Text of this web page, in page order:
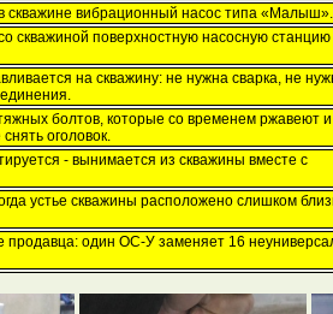
скважине вибрационный насос типа «Малыш».
скважиной поверхностную насосную станцию
на скважину: не нужна сварка, не
болтов, которые со временем ржавеют и
оголовок.
- вынимается из скважины вместе с
устье скважины расположено слишком
продавца: один ОС-У заменяет 16